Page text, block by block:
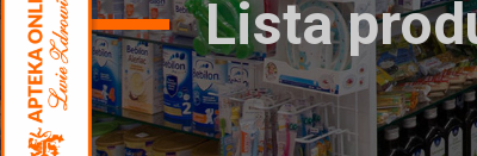
Lista